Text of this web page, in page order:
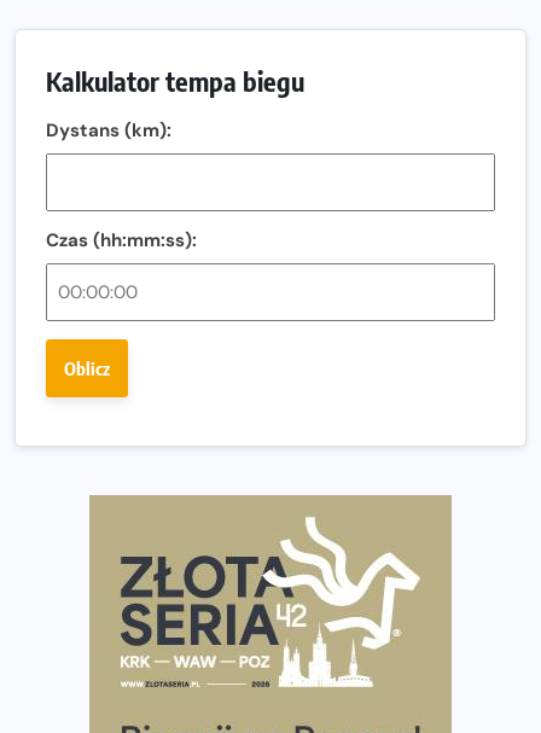
Oficjalna koszulka LOTTO 25. Poznań Maratonu!
Amazfit Balance 3: Kompleksowe narzędzie dla biegacza
Regeneracja w bieganiu. Co warto o niej wiedzieć?
Ostatnie wolne miejsca na jubileuszowy Bieg
Fabrykanta. Organizatorzy odkrywają trasę dzień po
wybiera wyzwanie trzech największych maratonów w
Praska 5k Run gospodarzem Mistrzostw Polski
Największy Bieg Powstania Warszawskiego w historii.
Ponad 12 tysięcy uczestników pobiegło dla Bohaterów!
Tętno vs tempo – czym kierować się w bieganiu?
Co ma dużo białka? Produkty, które warto włączyć do
Rozbiegany Olsztyn szykuje się na weekend z
Kalkulator tempa biegu
Dystans (km):
Czas (hh:mm:ss):
Oblicz